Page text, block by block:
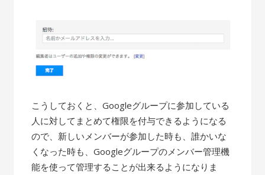
こうしておくと、Googleグループに参加している
人に対してまとめて権限を付与できるようになる
ので、新しいメンバーが参加した時も、誰かいな
くなった時も、Googleグループのメンバー管理機
能を使って管理することが出来るようになりま